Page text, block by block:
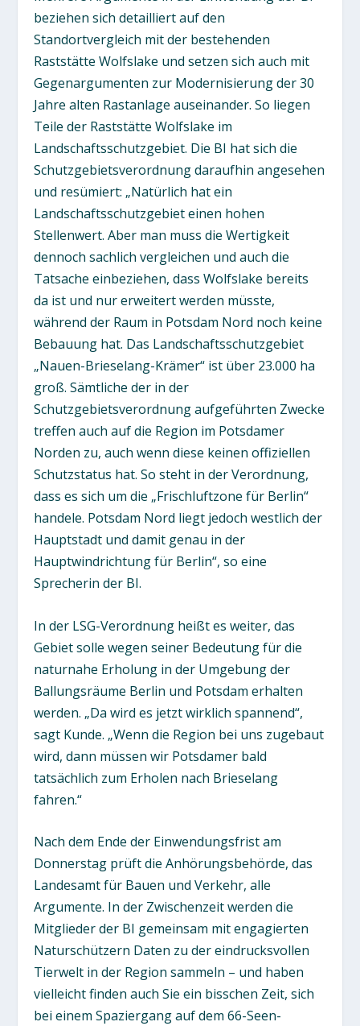
beziehen sich detailliert auf den
Standortvergleich mit der bestehenden
Raststätte Wolfslake und setzen sich auch mit
Gegenargumenten zur Modernisierung der 30
Jahre alten Rastanlage auseinander. So liegen
Teile der Raststätte Wolfslake im
Landschaftsschutzgebiet. Die BI hat sich die
Schutzgebietsverordnung daraufhin angesehen
und resümiert: „Natürlich hat ein
Landschaftsschutzgebiet einen hohen
Stellenwert. Aber man muss die Wertigkeit
dennoch sachlich vergleichen und auch die
Tatsache einbeziehen, dass Wolfslake bereits
da ist und nur erweitert werden müsste,
während der Raum in Potsdam Nord noch keine
Bebauung hat. Das Landschaftsschutzgebiet
„Nauen-Brieselang-Krämer“ ist über 23.000 ha
groß. Sämtliche der in der
Schutzgebietsverordnung aufgeführten Zwecke
treffen auch auf die Region im Potsdamer
Norden zu, auch wenn diese keinen offiziellen
Schutzstatus hat. So steht in der Verordnung,
dass es sich um die „Frischluftzone für Berlin“
handele. Potsdam Nord liegt jedoch westlich der
Hauptstadt und damit genau in der
Hauptwindrichtung für Berlin“, so eine
Sprecherin der BI.
In der LSG-Verordnung heißt es weiter, das
Gebiet solle wegen seiner Bedeutung für die
naturnahe Erholung in der Umgebung der
Ballungsräume Berlin und Potsdam erhalten
werden. „Da wird es jetzt wirklich spannend“,
sagt Kunde. „Wenn die Region bei uns zugebaut
wird, dann müssen wir Potsdamer bald
tatsächlich zum Erholen nach Brieselang
fahren.“
Nach dem Ende der Einwendungsfrist am
Donnerstag prüft die Anhörungsbehörde, das
Landesamt für Bauen und Verkehr, alle
Argumente. In der Zwischenzeit werden die
Mitglieder der BI gemeinsam mit engagierten
Naturschützern Daten zu der eindrucksvollen
Tierwelt in der Region sammeln – und haben
vielleicht finden auch Sie ein bisschen Zeit, sich
bei einem Spaziergang auf dem 66-Seen-